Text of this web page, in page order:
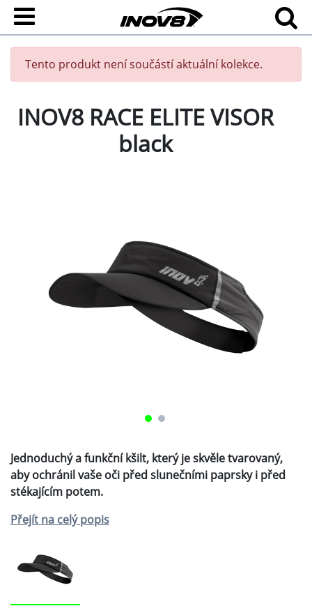
Tento produkt není součástí aktuální kolekce.
INOV8 RACE ELITE VISOR
black
Jednoduchý a funkční kšilt, který je skvěle tvarovaný,
aby ochránil vaše oči před slunečními paprsky i před
stékajícím potem.
Přejít na celý popis